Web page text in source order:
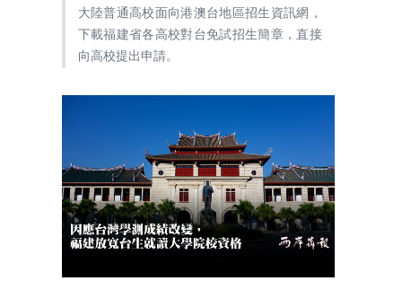
大陸普通高校面向港澳台地區招生資訊網，
下載福建省各高校對台免試招生簡章，直接
向高校提出申請。